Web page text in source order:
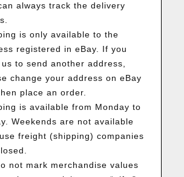
always track the delivery
is only available to the
registered in eBay. If you
us to send another address,
change your address on eBay
place an order.
is available from Monday to
Weekends are not available
freight (shipping) companies
not mark merchandise values